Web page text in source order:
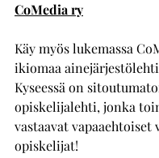
CoMedia ry
Käy myös lukemassa
ikiomaa ainejärjestölehti
Kyseessä on
opiskelijalehti, jonka
vastaavat
opiskelijat!